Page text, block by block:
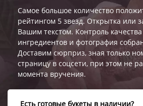
Самое большое количество
рейтингом 5 звезд. Открытка или
Вашим текстом. Контроль
ингредиентов и фотография
Доставим сюрприз, зная только
страницу в соцсети, при этом не
момента вручения.
Есть готовые букеты в наличии?